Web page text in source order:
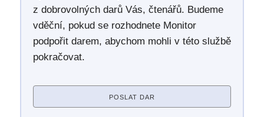
z dobrovolných darů Vás, čtenářů. Budeme
vděční, pokud se rozhodnete Monitor
podpořit darem, abychom mohli v této službě
pokračovat.
POSLAT DAR